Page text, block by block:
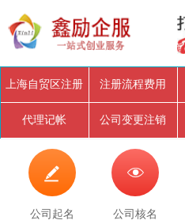
上海自贸区注册 注册流程费用
代理记帐 公司变更注销

公司起名

公司核名